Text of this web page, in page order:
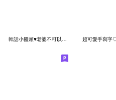
超可愛手寫字